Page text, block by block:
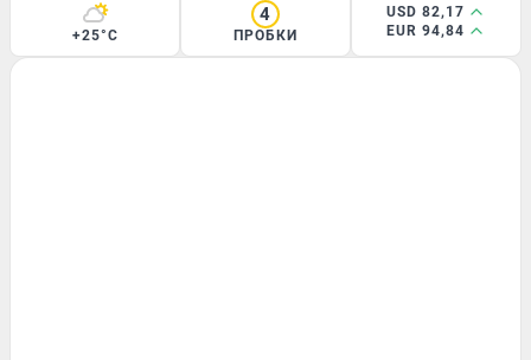
+25°C
4
ПРОБКИ
USD 82,17
EUR 94,84